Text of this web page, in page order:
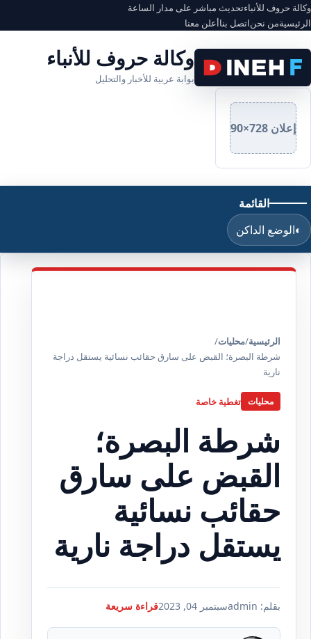
وكالة حروف للأنباءتحديث مباشر على مدار الساعة
الرئيسيةمن نحناتصل بناأعلن معنا
وكالة حروف للأنباء
بوابة عربية للأخبار والتحليل
إعلان 728×90
القائمة
◐الوضع الداكن
الرئيسية/محليات/
شرطة البصرة؛ القبض على سارق حقائب نسائية يستقل دراجة
نارية
محليات تغطية خاصة
شرطة البصرة؛
القبض على سارق
حقائب نسائية
يستقل دراجة نارية
بقلم: admin سبتمبر 04, 2023 قراءة سريعة